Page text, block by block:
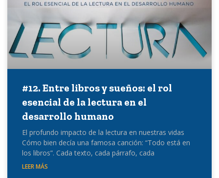
#12. Entre libros y sueños: el rol
esencial de la lectura en el
desarrollo humano
El profundo impacto de la lectura en nuestras vidas
Cómo bien decía una famosa canción: “Todo está en
los libros”. Cada texto, cada párrafo, cada
LEER MÁS